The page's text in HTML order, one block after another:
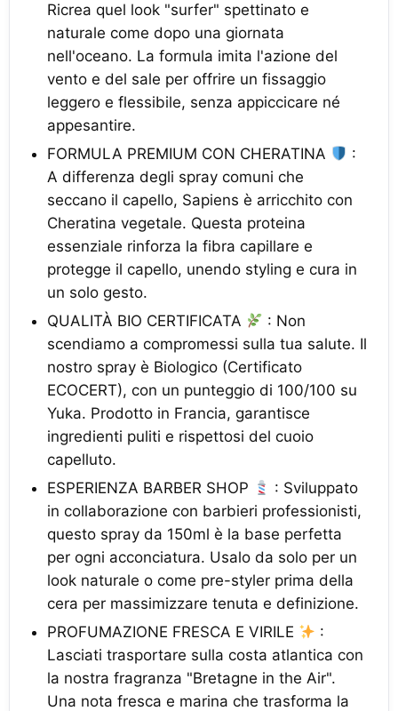
Ricrea quel look "surfer" spettinato e
naturale come dopo una giornata
nell'oceano. La formula imita l'azione del
vento e del sale per offrire un fissaggio
leggero e flessibile, senza appiccicare né
appesantire.
FORMULA PREMIUM CON CHERATINA
:
A differenza degli spray comuni che
seccano il capello, Sapiens è arricchito con
Cheratina vegetale. Questa proteina
essenziale rinforza la fibra capillare e
protegge il capello, unendo styling e cura in
un solo gesto.
QUALITÀ BIO CERTIFICATA
: Non
scendiamo a compromessi sulla tua salute. Il
nostro spray è Biologico (Certificato
ECOCERT), con un punteggio di 100/100 su
Yuka. Prodotto in Francia, garantisce
ingredienti puliti e rispettosi del cuoio
capelluto.
ESPERIENZA BARBER SHOP
: Sviluppato
in collaborazione con barbieri professionisti,
questo spray da 150ml è la base perfetta
per ogni acconciatura. Usalo da solo per un
look naturale o come pre-styler prima della
cera per massimizzare tenuta e definizione.
PROFUMAZIONE FRESCA E VIRILE
:
Lasciati trasportare sulla costa atlantica con
la nostra fragranza "Bretagne in the Air".
Una nota fresca e marina che trasforma la